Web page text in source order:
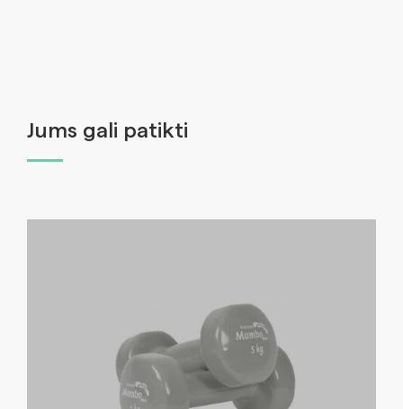
Jums gali patikti